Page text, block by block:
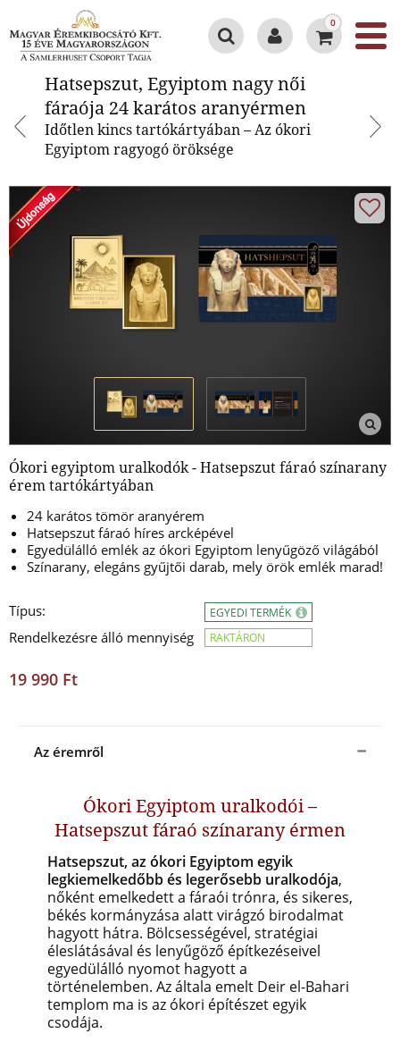
0
Hatsepszut, Egyiptom nagy női
fáraója 24 karátos aranyérmen
Időtlen kincs tartókártyában – Az ókori
Egyiptom ragyogó öröksége
Ókori egyiptom uralkodók - Hatsepszut fáraó színarany
érem tartókártyában
24 karátos tömör aranyérem
Hatsepszut fáraó híres arcképével
Egyedülálló emlék az ókori Egyiptom lenyűgöző világából
Színarany, elegáns gyűjtői darab, mely örök emlék marad!
Típus:
Rendelkezésre álló mennyiség
EGYEDI TERMÉK
RAKTÁRON
19 990 Ft
Az éremről
Ókori Egyiptom uralkodói –
Hatsepszut fáraó színarany érmen
Hatsepszut, az ókori Egyiptom egyik
legkiemelkedőbb és legerősebb uralkodója,
nőként emelkedett a fáraói trónra, és sikeres,
békés kormányzása alatt virágzó birodalmat
hagyott hátra. Bölcsességével, stratégiai
éleslátásával és lenyűgöző építkezéseivel
egyedülálló nyomot hagyott a
történelemben. Az általa emelt Deir el-Bahari
templom ma is az ókori építészet egyik
csodája.
Hatsepszut, Egyiptom nagy női
fáraója 24 karátos aranyérmen